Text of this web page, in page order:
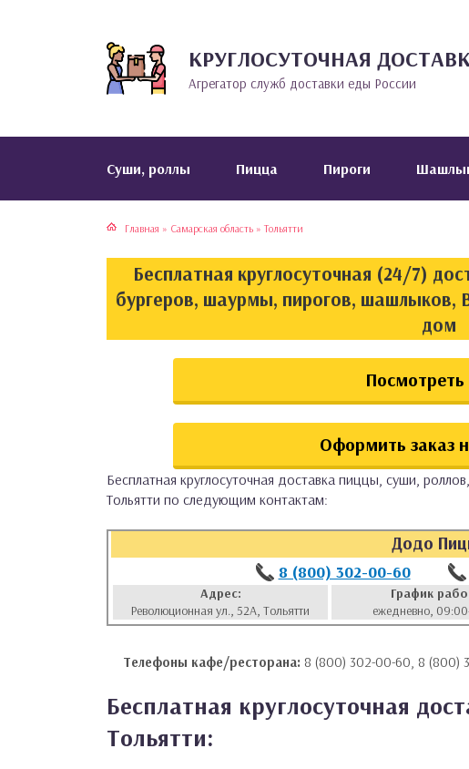
КРУГЛОСУТОЧНАЯ
Агрегатор служб доставки еды России
Cуши, роллы Пицца Пироги
Главная » Самарская область » Тольятти
Бесплатная круглосуточная (24/7)
бургеров, шаурмы, пирогов, шашлыков,
дом
Оформить заказ
Бесплатная круглосуточная доставка пиццы, суши,
Тольятти по следующим контактам:
Додо
8 (800) 302-00-60
Адрес:
Революционная ул., 52А, Тольятти
График
ежедневно,
Телефоны кафе/ресторана: 8 (800) 302-00-60, 8 (800)
Бесплатная круглосуточная
Тольятти:
кухня